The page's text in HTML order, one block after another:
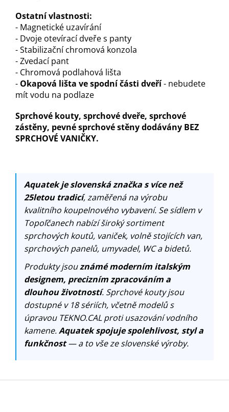
Ostatní vlastnosti:
- Magnetické uzavírání
- Dvoje otevírací dveře s panty
- Stabilizační chromová konzola
- Zvedací pant
- Chromová podlahová lišta
- Okapová lišta ve spodní části dveří- nebudete
mít vodu na podlaze
Sprchové kouty, sprchové dveře, sprchové
zástěny, pevné sprchové stěny dodávány BEZ
SPRCHOVÉ VANIČKY.
Aquatek je slovenská značka s více než
25letou tradicí, zaměřená na výrobu
kvalitního koupelnového vybavení. Se sídlem v
Topoľčanech nabízí široký sortiment
sprchových koutů, vaniček, volně stojících van,
sprchových panelů, umyvadel, WC a bidetů.
Produkty jsouznámé moderním italským
designem, precizním zpracováním a
dlouhou životností. Sprchové kouty jsou
dostupné v 18 sériích, včetně modelů s
úpravou TEKNO.CAL proti usazování vodního
kamene.Aquatek spojuje spolehlivost, styl a
funkčnost— a to vše ze slovenské výroby.
Z